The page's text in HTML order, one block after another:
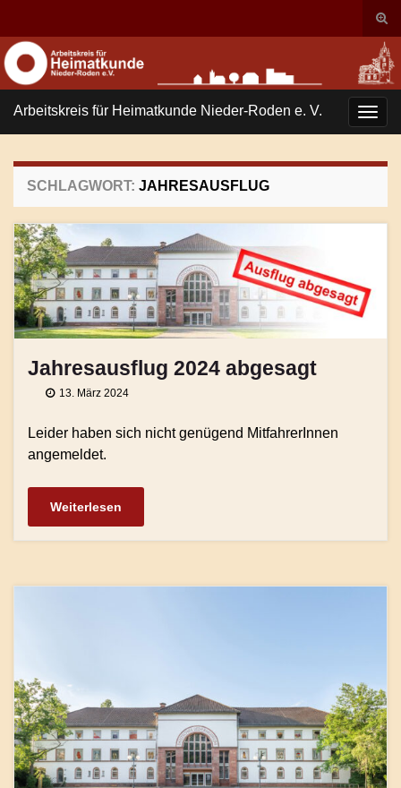
Search for:
Arbeitskreis für Heimatkunde Nieder-Roden e. V.
SCHLAGWORT: JAHRESAUSFLUG
Jahresausflug 2024 abgesagt
13. März 2024
Leider haben sich nicht genügend MitfahrerInnen
angemeldet.
Weiterlesen